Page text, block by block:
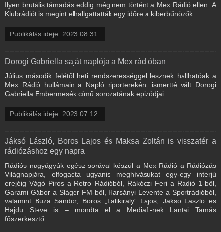
Ilyen brutális támadás eddig még nem történt a Mex Rádió ellen. A
Klubrádiót is megint elhallgattatták egy időre a kiberbűnözők...
Publikálás ideje: 2023.08.31.
Dorogi Gabriella saját naplója a Mex rádióban
Július második felétől heti rendszerességgel lesznek hallhatóak a
Mex Rádió hullámain a Napló riportereként ismertté vált Dorogi
Gabriella Embermesék című sorozatának epizódjai.
Publikálás ideje: 2023.07.12.
Jáksó László, Boros Lajos és Maksa Zoltán is visszatér a
rádiózáshoz egy napra
Rádiós nagyágyúk egész sorával készül a Mex Rádió a Rádiózás
Világnapjára, elfogadta ugyanis meghívásukat egy-egy interjú
erejéig Vágó Piros a Retro Rádióból, Rákóczi Feri a Rádió 1-ből,
Garami Gábor a Sláger FM-ből, Harsányi Levente a Sportrádióból,
valamint Buza Sándor, Boros „Lalikirály” Lajos, Jáksó László és
Hajdu Steve is – mondta el a Media1-nek Lantai Tamás
főszerkesztő...